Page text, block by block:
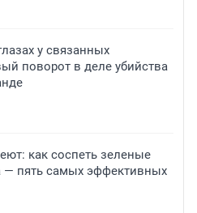
у связанных
поворот в деле убийства
как соспеть зеленые
пять самых эффективных